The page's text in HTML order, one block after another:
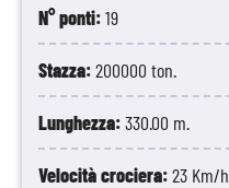
N° ponti:19
Stazza:200000 ton.
Lunghezza:330.00 m.
Velocità crociera:23 Km/h